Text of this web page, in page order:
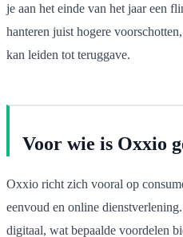
je aan het einde van het jaar een
hanteren juist hogere
kan leiden tot teruggave.
Voor wie is Oxxio
Oxxio richt zich vooral op
eenvoud en online
digitaal, wat bepaalde voordelen